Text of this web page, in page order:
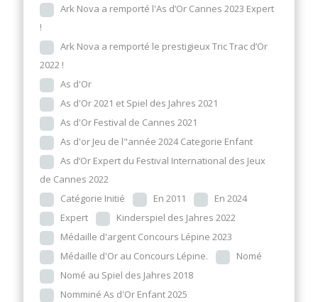
Ark Nova a remporté l'As d’Or Cannes 2023 Expert
!
Ark Nova a remporté le prestigieux Tric Trac d’Or
2022 !
As d'Or
As d'Or 2021 et Spiel des Jahres 2021
As d'Or Festival de Cannes 2021
As d'or Jeu de l"année 2024 Categorie Enfant
As d’Or Expert du Festival International des Jeux
de Cannes 2022
Catégorie Initié
En 2011
En 2024
Expert
Kinderspiel des Jahres 2022
Médaille d'argent Concours Lépine 2023
Médaille d'Or au Concours Lépine.
Nomé
Nomé au Spiel des Jahres 2018
Nomminé As d'Or Enfant 2025